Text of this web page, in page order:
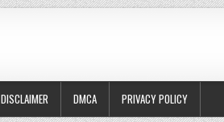
DISCLAIMER DMCA PRIVACY POLICY